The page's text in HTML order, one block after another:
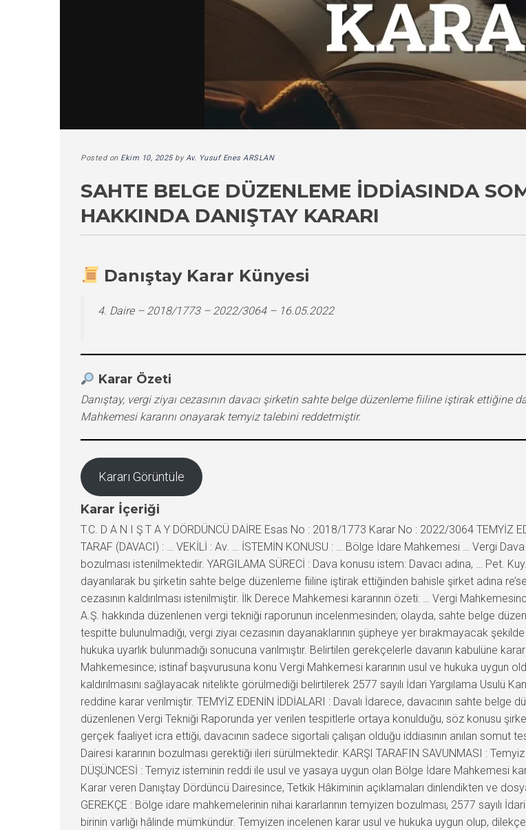
Posted on Ekim 10, 2025byAv. Yusuf Enes ARSLAN
SAHTE BELGE DÜZENLEME İDDIASINDA
HAKKINDA DANIŞTAY KARARI
Danıştay Karar Künyesi
4. Daire – 2018/1773 – 2022/3064 – 16.05.2022
Karar Özeti
Danıştay, vergi ziyaı cezasının davacı şirketin sahte belge düzenleme fiiline iştirak ettiğine
Mahkemesi kararını onayarak temyiz talebini reddetmiştir.
Kararı Görüntüle
Karar İçeriği
T.C. D A N I Ş T A Y DÖRDÜNCÜ DAİRE Esas No : 2018/1773 Karar No : 2022/3064 TEMYİZ
TARAF (DAVACI) : … VEKİLİ : Av. … İSTEMİN KONUSU : … Bölge İdare Mahkemesi … Vergi
bozulması istenilmektedir. YARGILAMA SÜRECİ : Dava konusu istem: Davacı adına, … Pet.
dayanılarak bu şirketin sahte belge düzenleme fiiline iştirak ettiğinden bahisle şirket adına
cezasının kaldırılması istenilmiştir. İlk Derece Mahkemesi kararının özeti: … Vergi
A.Ş. hakkında düzenlenen vergi tekniği raporunun incelenmesinden; olayda, sahte belge
tespitte bulunulmadığı, vergi ziyaı cezasının dayanaklarının şüpheye yer bırakmayacak
hukuka uyarlık bulunmadığı sonucuna varılmıştır. Belirtilen gerekçelerle davanın kabulüne
Mahkemesince; istinaf başvurusuna konu Vergi Mahkemesi kararının usul ve hukuka uygun
kaldırılmasını sağlayacak nitelikte görülmediği belirtilerek 2577 sayılı İdari Yargılama Usulü
reddine karar verilmiştir. TEMYİZ EDENİN İDDİALARI : Davalı İdarece, davacının sahte belge
düzenlenen Vergi Tekniği Raporunda yer verilen tespitlerle ortaya konulduğu, söz konusu
gerçek faaliyet icra ettiği, davacının sadece sigortali çalışan olduğu iddiasının anılan somut
Dairesi kararının bozulması gerektiği ileri sürülmektedir. KARŞI TARAFIN SAVUNMASI :
DÜŞÜNCESİ : Temyiz isteminin reddi ile usul ve yasaya uygun olan Bölge İdare Mahkemesi
Karar veren Danıştay Dördüncü Dairesince, Tetkik Hâkiminin açıklamaları dinlendikten ve
GEREKÇE : Bölge idare mahkemelerinin nihai kararlarının temyizen bozulması, 2577 sayılı
birinin varlığı hâlinde mümkündür. Temyizen incelenen karar usul ve hukuka uygun olup,